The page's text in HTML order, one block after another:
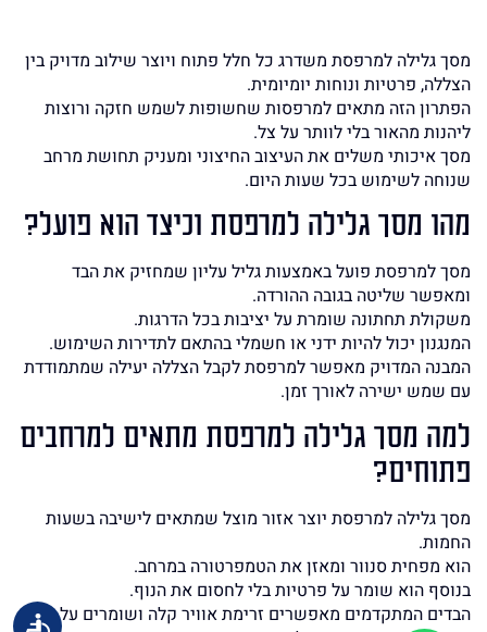
מסך גלילה למרפסת משדרג כל חלל פתוח ויוצר שילוב מדויק בין
הצללה, פרטיות ונוחות יומיומית.
הפתרון הזה מתאים למרפסות שחשופות לשמש חזקה ורוצות
ליהנות מהאור בלי לוותר על צל.
מסך איכותי משלים את העיצוב החיצוני ומעניק תחושת מרחב
שנוחה לשימוש בכל שעות היום.
מהו מסך גלילה למרפסת וכיצד הוא פועל?
מסך למרפסת פועל באמצעות גליל עליון שמחזיק את הבד
ומאפשר שליטה בגובה ההורדה.
משקולת תחתונה שומרת על יציבות בכל הדרגות.
המנגנון יכול להיות ידני או חשמלי בהתאם לתדירות השימוש.
המבנה המדויק מאפשר למרפסת לקבל הצללה יעילה שמתמודדת
עם שמש ישירה לאורך זמן.
למה מסך גלילה למרפסת מתאים למרחבים
פתוחים?
מסך גלילה למרפסת יוצר אזור מוצל שמתאים לישיבה בשעות
החמות.
הוא מפחית סנוור ומאזן את הטמפרטורה במרחב.
בנוסף הוא שומר על פרטיות בלי לחסום את הנוף.
הבדים המתקדמים מאפשרים זרימת אוויר קלה ושומרים על